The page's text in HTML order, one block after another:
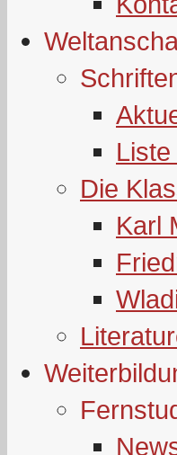
Die
Karl